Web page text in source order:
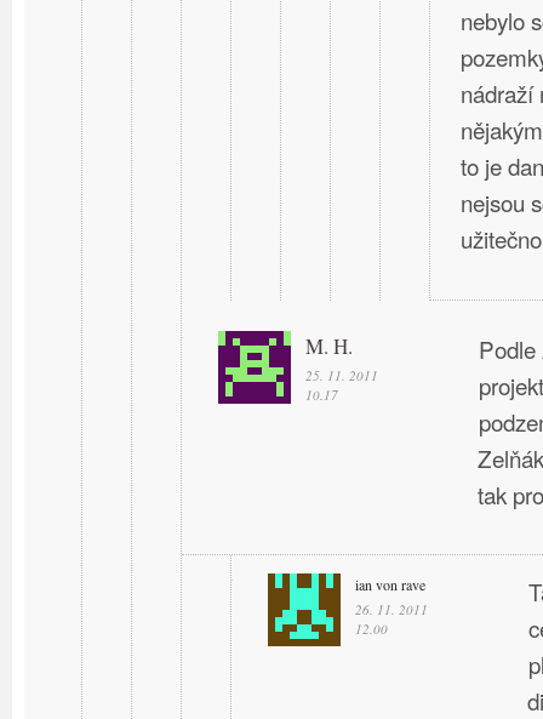
nebylo
nádraží
to je
nejsou
M. H.
25. 11. 2011
10.17
Podle
tak
ian von rave
26. 11. 2011
12.00